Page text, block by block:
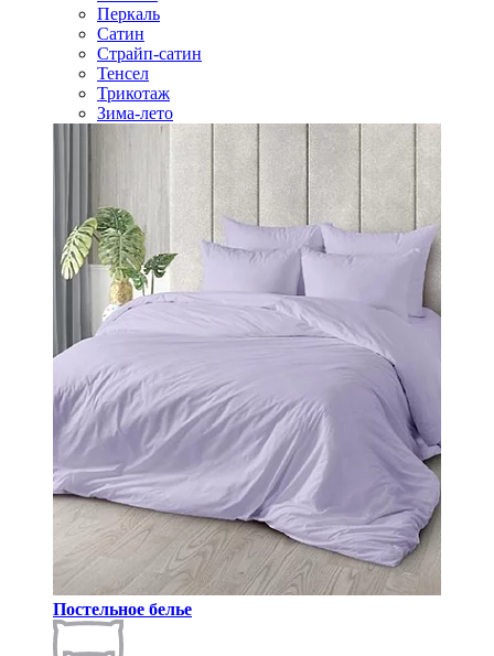
Перкаль
Сатин
Страйп-сатин
Тенсел
Трикотаж
Зима-лето
Постельное белье